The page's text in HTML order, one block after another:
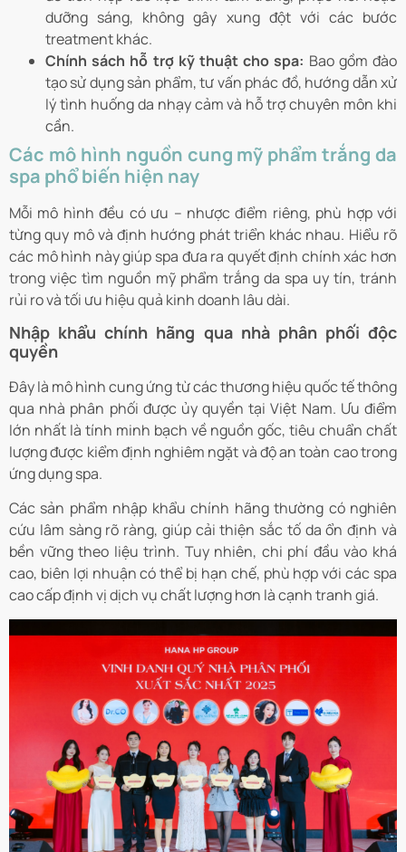
dưỡng sáng, không gây xung đột với các bước
treatment khác.
Chính sách hỗ trợ kỹ thuật cho spa: Bao gồm đào
tạo sử dụng sản phẩm, tư vấn phác đồ, hướng dẫn xử
lý tình huống da nhạy cảm và hỗ trợ chuyên môn khi
cần.
Các mô hình nguồn cung mỹ phẩm trắng da
spa phổ biến hiện nay
Mỗi mô hình đều có ưu – nhược điểm riêng, phù hợp với
từng quy mô và định hướng phát triển khác nhau. Hiểu rõ
các mô hình này giúp spa đưa ra quyết định chính xác hơn
trong việc tìm nguồn mỹ phẩm trắng da spa uy tín, tránh
rủi ro và tối ưu hiệu quả kinh doanh lâu dài.
Nhập khẩu chính hãng qua nhà phân phối độc
quyền
Đây là mô hình cung ứng từ các thương hiệu quốc tế thông
qua nhà phân phối được ủy quyền tại Việt Nam. Ưu điểm
lớn nhất là tính minh bạch về nguồn gốc, tiêu chuẩn chất
lượng được kiểm định nghiêm ngặt và độ an toàn cao trong
ứng dụng spa.
Các sản phẩm nhập khẩu chính hãng thường có nghiên
cứu lâm sàng rõ ràng, giúp cải thiện sắc tố da ổn định và
bền vững theo liệu trình. Tuy nhiên, chi phí đầu vào khá
cao, biên lợi nhuận có thể bị hạn chế, phù hợp với các spa
cao cấp định vị dịch vụ chất lượng hơn là cạnh tranh giá.